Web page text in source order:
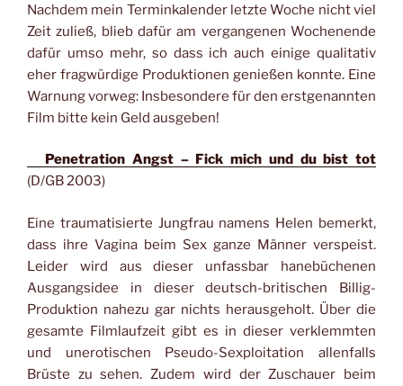
Nachdem mein Terminkalender letzte Woche nicht viel
Zeit zuließ, blieb dafür am vergangenen Wochenende
dafür umso mehr, so dass ich auch einige qualitativ
eher fragwürdige Produktionen genießen konnte. Eine
Warnung vorweg: Insbesondere für den erstgenannten
Film bitte kein Geld ausgeben!
Penetration Angst – Fick mich und du bist tot
(D/GB 2003)
Eine traumatisierte Jungfrau namens Helen bemerkt,
dass ihre Vagina beim Sex ganze Männer verspeist.
Leider wird aus dieser unfassbar hanebüchenen
Ausgangsidee in dieser deutsch-britischen Billig-
Produktion nahezu gar nichts herausgeholt. Über die
gesamte Filmlaufzeit gibt es in dieser verklemmten
und unerotischen Pseudo-Sexploitation allenfalls
Brüste zu sehen. Zudem wird der Zuschauer beim